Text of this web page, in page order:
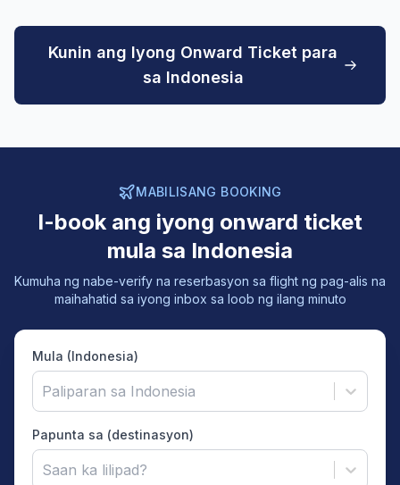
Kunin ang Iyong Onward Ticket para
sa Indonesia
MABILISANG BOOKING
I-book ang iyong onward ticket
mula sa Indonesia
Kumuha ng nabe-verify na reserbasyon sa flight ng pag-alis na
maihahatid sa iyong inbox sa loob ng ilang minuto
Mula (Indonesia)
Paliparan sa Indonesia
Papunta sa (destinasyon)
Saan ka lilipad?